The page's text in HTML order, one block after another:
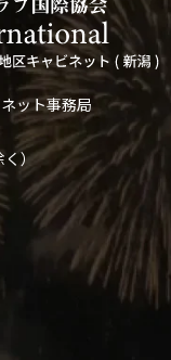
ット事務局
く）